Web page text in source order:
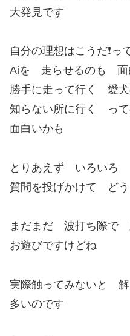
大発見です
自分の理想はこうだ❗っ
Aiを 走らせるのも 面
勝手に走って行く 愛犬
知らない所に行く って
面白いかも
とりあえず いろいろ
質問を投げかけて ど
まだまだ 波打ち際で
お遊びですけどね
実際触ってみないと
多いのです